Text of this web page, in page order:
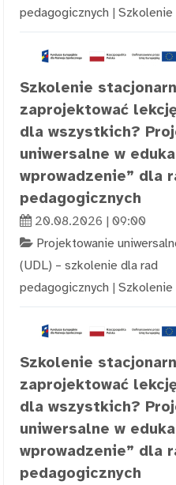
pedagogicznych | Szkolenie
Szkolenie
zaprojektować
dla wszystkich?
uniwersalne w
wprowadzenie” dla
pedagogicznych
20.08.2026 | 09:00
Projektowanie
(UDL) – szkolenie dla rad
pedagogicznych | Szkolenie
Szkolenie
zaprojektować
dla wszystkich?
uniwersalne w
wprowadzenie” dla
pedagogicznych